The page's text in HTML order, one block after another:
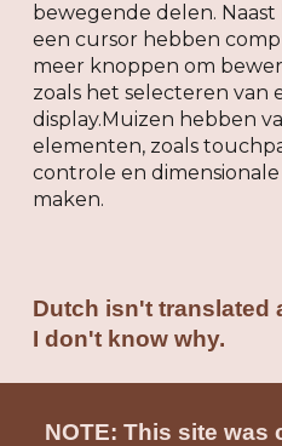
bewegende delen.
een cursor hebben
meer knoppen om
zoals het selecteren van
display.Muizen hebben
elementen, zoals
controle en
maken.
Dutch isn't translated
I don't know why.
NOTE: This site was